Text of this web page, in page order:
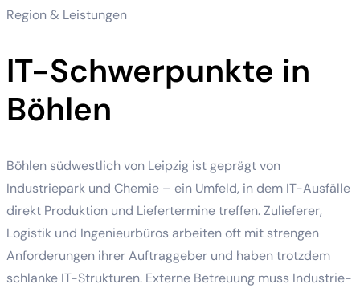
Region & Leistungen
IT-Schwerpunkte in
Böhlen
Böhlen südwestlich von Leipzig ist geprägt von
Industriepark und Chemie – ein Umfeld, in dem IT-Ausfälle
direkt Produktion und Liefertermine treffen. Zulieferer,
Logistik und Ingenieurbüros arbeiten oft mit strengen
Anforderungen ihrer Auftraggeber und haben trotzdem
schlanke IT-Strukturen. Externe Betreuung muss Industrie-